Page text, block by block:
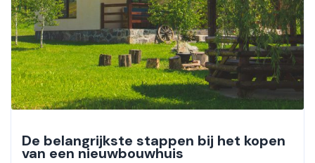
De belangrijkste stappen bij het kopen
van een nieuwbouwhuis